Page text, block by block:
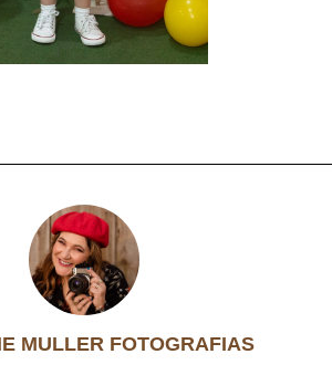
MULLER FOTOGRAFIAS